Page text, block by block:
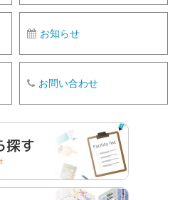
お知らせ
お問い合わせ